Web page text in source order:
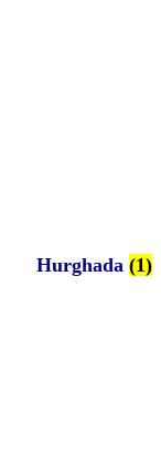
Hurghada (1)